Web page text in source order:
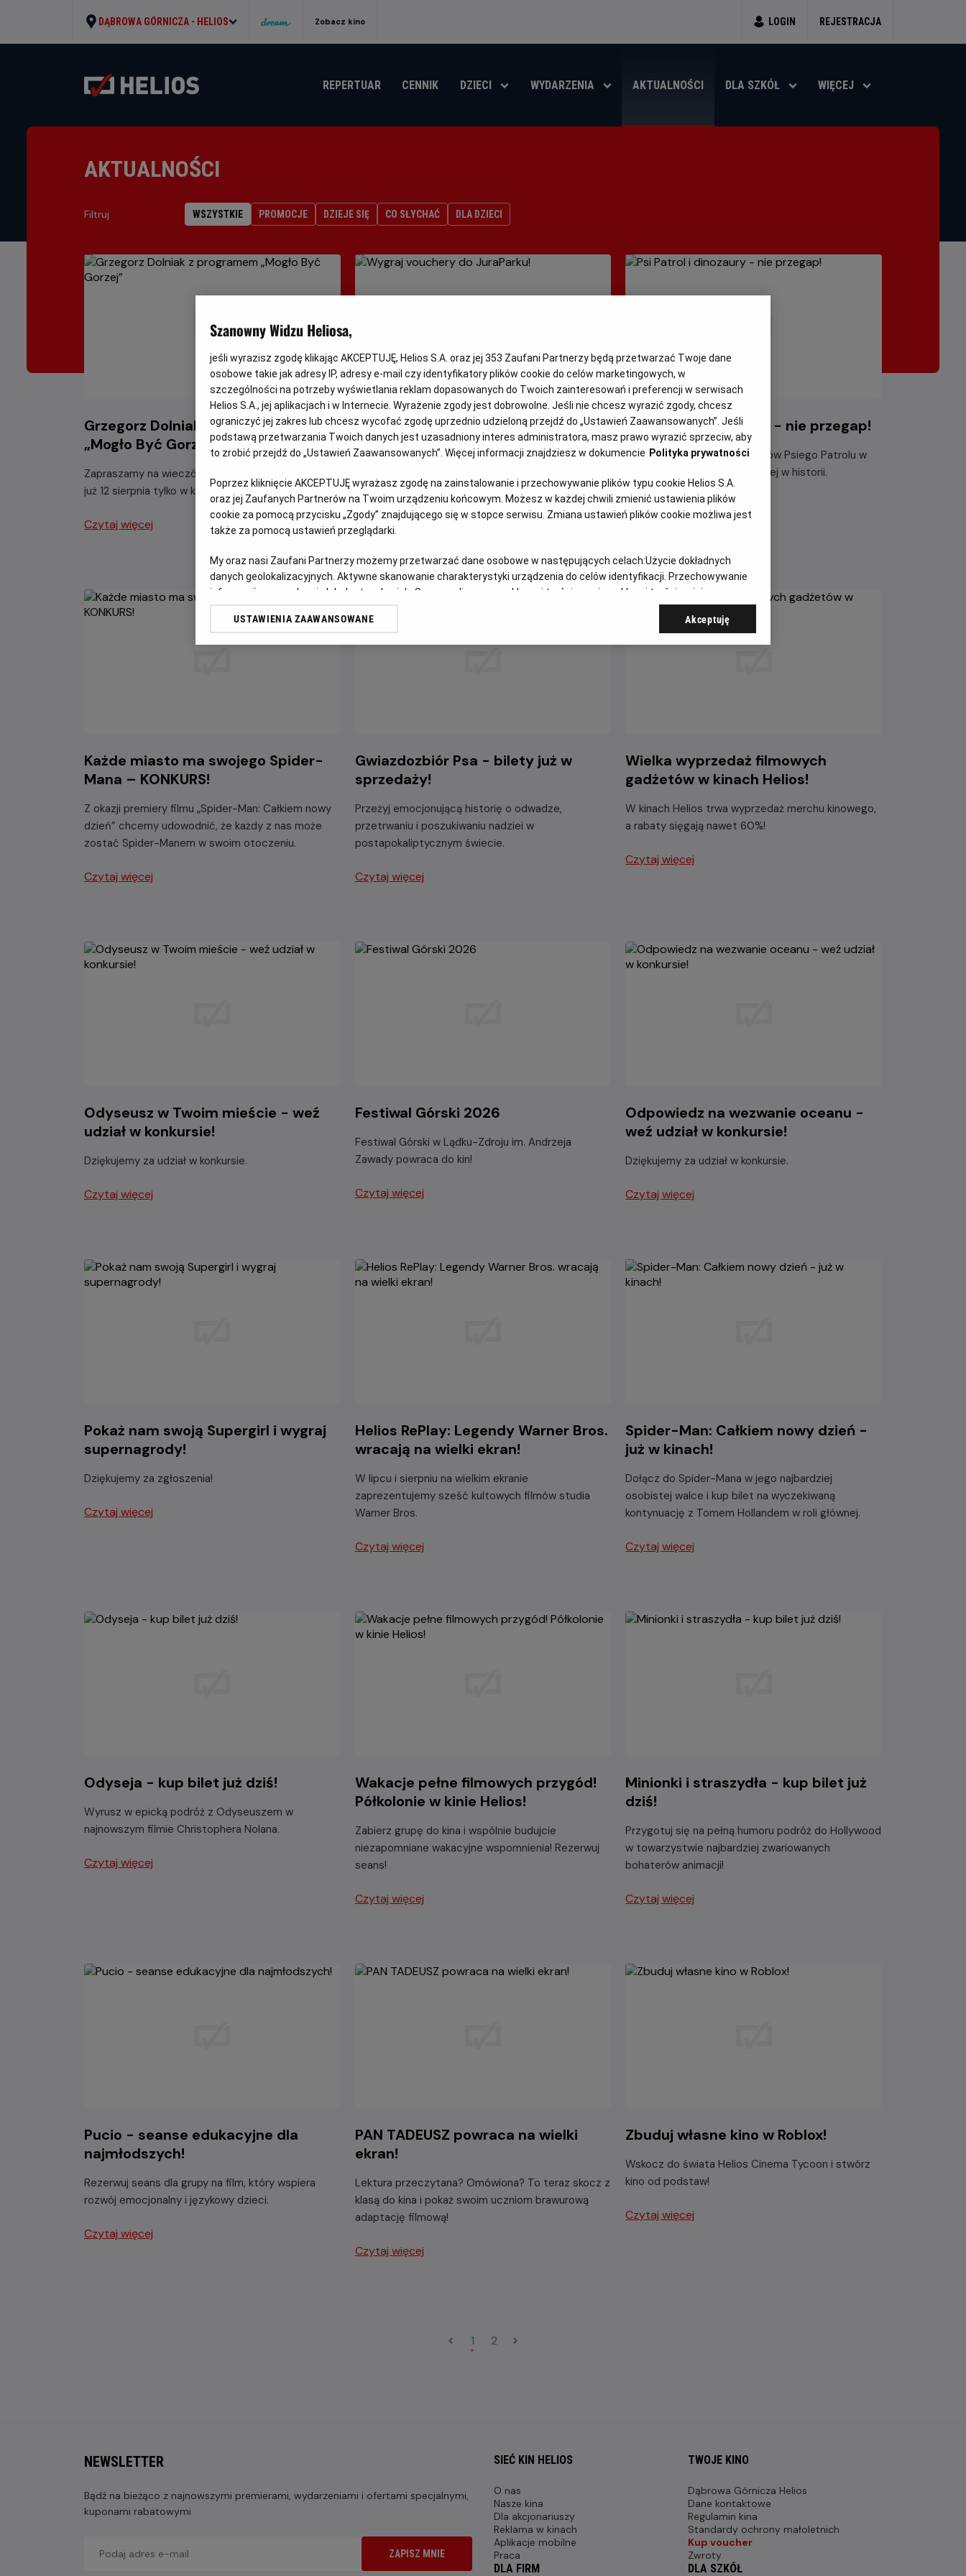
DĄBROWA GÓRNICZA - HELIOS Zobacz kino LOGIN REJESTRACJA
REPERTUAR CENNIK DZIECI WYDARZENIA AKTUALNOŚCI DLA SZKÓŁ WIĘCEJ
AKTUALNOŚCI
Filtruj WSZYSTKIE PROMOCJE DZIEJE SIĘ CO SŁYCHAĆ DLA DZIECI
Grzegorz Dolniak z programem
„Mogło Być Gorzej”
Zapraszamy na wieczór pełen świetnego humoru
już 12 sierpnia tylko w kinach Helios.
Czytaj więcej
Wygraj vouchery do JuraParku!
Czy w Twoim domu mieszka fan Psiego Patrolu? Z
zapraszamy do udziału w kreatywnym konkursie.
Czytaj więcej
Psi Patrol i dinozaury - nie przegap!
Dołącz do dzielnych bohaterów Psiego Patrolu w
ich największej misji ratunkowej w historii.
Czytaj więcej
Każde miasto ma swojego Spider-
Mana – KONKURS!
Z okazji premiery filmu „Spider-Man: Całkiem nowy
dzień” chcemy udowodnić, że każdy z nas może
zostać Spider-Manem w swoim otoczeniu.
Czytaj więcej
Gwiazdozbiór Psa - bilety już w
sprzedaży!
Przeżyj emocjonującą historię o odwadze,
przetrwaniu i poszukiwaniu nadziei w
postapokaliptycznym świecie.
Czytaj więcej
Wielka wyprzedaż filmowych
gadżetów w kinach Helios!
W kinach Helios trwa wyprzedaż merchu kinowego,
a rabaty sięgają nawet 60%!
Czytaj więcej
Odyseusz w Twoim mieście - weź
udział w konkursie!
Dziękujemy za udział w konkursie.
Czytaj więcej
Festiwal Górski 2026
Festiwal Górski w Lądku-Zdroju im. Andrzeja
Zawady powraca do kin!
Czytaj więcej
Odpowiedz na wezwanie oceanu -
weź udział w konkursie!
Dziękujemy za udział w konkursie.
Czytaj więcej
Pokaż nam swoją Supergirl i wygraj
supernagrody!
Dziękujemy za zgłoszenia!
Czytaj więcej
Helios RePlay: Legendy Warner Bros.
wracają na wielki ekran!
W lipcu i sierpniu na wielkim ekranie
zaprezentujemy sześć kultowych filmów studia
Warner Bros.
Czytaj więcej
Spider-Man: Całkiem nowy dzień -
już w kinach!
Dołącz do Spider-Mana w jego najbardziej
osobistej walce i kup bilet na wyczekiwaną
kontynuację z Tomem Hollandem w roli głównej.
Czytaj więcej
Odyseja - kup bilet już dziś!
Wyrusz w epicką podróż z Odyseuszem w
najnowszym filmie Christophera Nolana.
Czytaj więcej
Wakacje pełne filmowych przygód!
Półkolonie w kinie Helios!
Zabierz grupę do kina i wspólnie budujcie
niezapomniane wakacyjne wspomnienia! Rezerwuj
seans!
Czytaj więcej
Minionki i straszydła - kup bilet już
dziś!
Przygotuj się na pełną humoru podróż do Hollywood
w towarzystwie najbardziej zwariowanych
bohaterów animacji!
Czytaj więcej
Pucio - seanse edukacyjne dla
najmłodszych!
Rezerwuj seans dla grupy na film, który wspiera
rozwój emocjonalny i językowy dzieci.
Czytaj więcej
PAN TADEUSZ powraca na wielki
ekran!
Lektura przeczytana? Omówiona? To teraz skocz z
klasą do kina i pokaż swoim uczniom brawurową
adaptację filmową!
Czytaj więcej
Zbuduj własne kino w Roblox!
Wskocz do świata Helios Cinema Tycoon i stwórz
kino od podstaw!
Czytaj więcej
1 2
NEWSLETTER
Bądź na bieżąco z najnowszymi premierami, wydarzeniami i ofertami specjalnymi,
kuponami rabatowymi
ZAPISZ MNIE
SIEĆ KIN HELIOS
O nas
Nasze kina
Dla akcjonariuszy
Reklama w kinach
Aplikacje mobilne
Praca
TWOJE KINO
Dąbrowa Górnicza Helios
Dane kontaktowe
Regulamin kina
Standardy ochrony małoletnich
Kup voucher
Zwroty
DLA FIRM DLA SZKÓŁ
Szanowny Widzu Heliosa,
jeśli wyrazisz zgodę klikając AKCEPTUJĘ, Helios S.A. oraz jej 353 Zaufani Partnerzy będą przetwarzać Twoje dane
osobowe takie jak adresy IP, adresy e-mail czy identyfikatory plików cookie do celów marketingowych, w
szczególności na potrzeby wyświetlania reklam dopasowanych do Twoich zainteresowań i preferencji w serwisach
Helios S.A., jej aplikacjach i w Internecie. Wyrażenie zgody jest dobrowolne. Jeśli nie chcesz wyrazić zgody, chcesz
ograniczyć jej zakres lub chcesz wycofać zgodę uprzednio udzieloną przejdź do „Ustawień Zaawansowanych”. Jeśli
podstawą przetwarzania Twoich danych jest uzasadniony interes administratora, masz prawo wyrazić sprzeciw, aby
to zrobić przejdź do „Ustawień Zaawansowanych”. Więcej informacji znajdziesz w dokumencie Polityka prywatności
Poprzez kliknięcie AKCEPTUJĘ wyrażasz zgodę na zainstalowanie i przechowywanie plików typu cookie Helios S.A.
oraz jej Zaufanych Partnerów na Twoim urządzeniu końcowym. Możesz w każdej chwili zmienić ustawienia plików
cookie za pomocą przycisku „Zgody” znajdującego się w stopce serwisu. Zmiana ustawień plików cookie możliwa jest
także za pomocą ustawień przeglądarki.
My oraz nasi Zaufani Partnerzy możemy przetwarzać dane osobowe w następujących celach:Użycie dokładnych
danych geolokalizacyjnych. Aktywne skanowanie charakterystyki urządzenia do celów identyfikacji. Przechowywanie
informacji na urządzeniu lub dostęp do nich. Spersonalizowane reklamy i treści, pomiar reklam i treści, opinie
odbiorców i ulepszanie usług.
USTAWIENIA ZAAWANSOWANE Akceptuję